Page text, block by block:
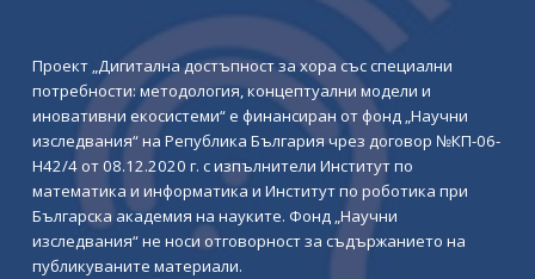
Проект „Дигитална достъпност за хора със специални
потребности: методология, концептуални модели и
иновативни екосистеми“ е финансиран от фонд „Научни
изследвания“ на Република България чрез договор №КП-06-
Н42/4 от 08.12.2020 г. с изпълнители Институт по
математика и информатика и Институт по роботика при
Българска академия на науките. Фонд „Научни
изследвания“ не носи отговорност за съдържанието на
публикуваните материали.